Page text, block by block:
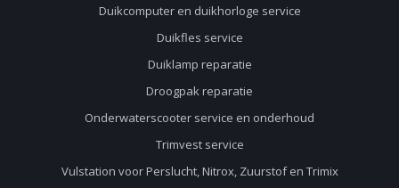
Duikcomputer en duikhorloge service
Duikfles service
Duiklamp reparatie
Droogpak reparatie
Onderwaterscooter service en onderhoud
Trimvest service
Vulstation voor Perslucht, Nitrox, Zuurstof en Trimix